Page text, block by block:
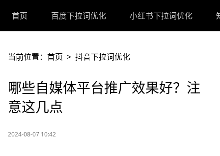
首页 百度下拉词优化 小红书下拉词优化
当前位置： 首页 > 抖音下拉词优化
哪些自媒体平台推广效果好？注
意这几点
2024-08-07 10:42